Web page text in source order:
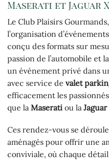
Maserati et Jaguar
Le Club Plaisirs
l’organisation
conçu des formats sur
passion de l’automobile et
un événement privé dans
avec service de valet
efficacement les
que la Maserati ou la Jaguar
Ces rendez-vous se
aménagés pour offrir une
conviviale, où chaque